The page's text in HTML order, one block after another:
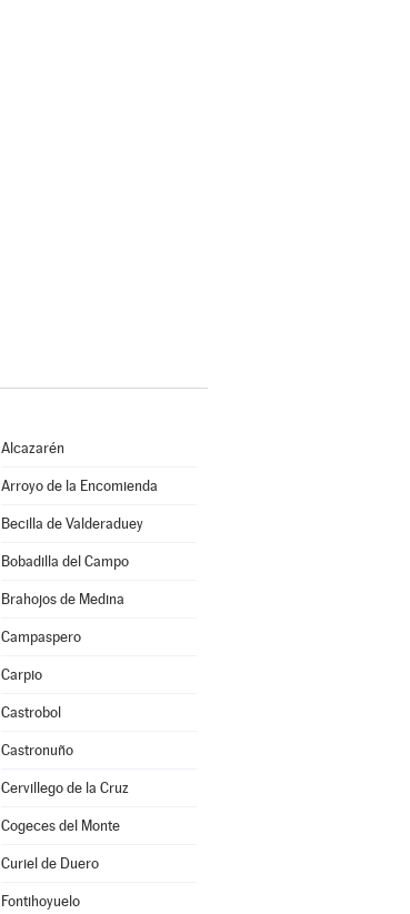
Alcazarén
Arroyo de la Encomienda
Becilla de Valderaduey
Bobadilla del Campo
Brahojos de Medina
Campaspero
Carpio
Castrobol
Castronuño
Cervillego de la Cruz
Cogeces del Monte
Curiel de Duero
Fontihoyuelo